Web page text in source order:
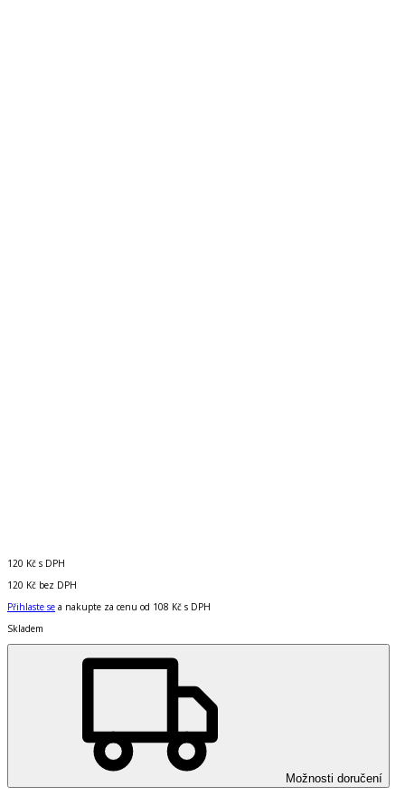
120 Kč s DPH
120 Kč bez DPH
Přihlaste se a nakupte za cenu od 108 Kč s DPH
Skladem
Možnosti doručení